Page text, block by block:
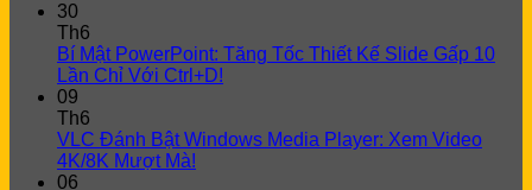
30
Th6
Bí Mật PowerPoint: Tăng Tốc Thiết Kế Slide Gấp 10
Lần Chỉ Với Ctrl+D!
09
Th6
VLC Đánh Bật Windows Media Player: Xem Video
4K/8K Mượt Mà!
06